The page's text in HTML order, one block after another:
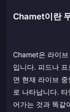
Chamet이란
Chamet은 라이
입니다. 피드나
면 현재 라이브
로 나타납니다.
어가는 것과 똑같